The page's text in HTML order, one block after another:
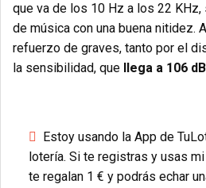
que va de los 10 Hz a los 22
de música con una buena nitidez.
refuerzo de graves, tanto por el
la sensibilidad, que llega a 106 dB
Estoy usando la App de
lotería. Si te registras y usas
te regalan 1 € y podrás echar